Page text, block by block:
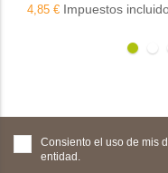
4,85 €Impuestos
Consiento el uso de mis
entidad.